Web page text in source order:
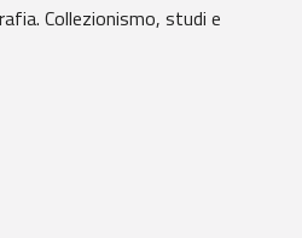
Collezionismo, studi e